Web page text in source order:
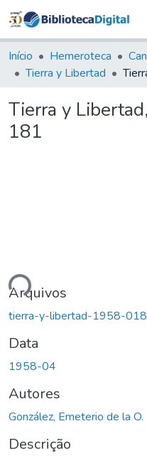
Início Hemeroteca
Tierra y Libertad
Tierra y
181
Arquivos
tierra-y-libertad-1958-
Data
1958-04
Autores
González, Emeterio de la O.
Descrição